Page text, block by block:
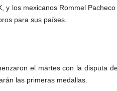
y los mexicanos Rommel
para sus países.
el martes con la disputa
las primeras medallas.